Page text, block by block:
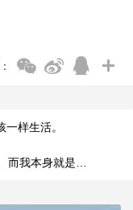
样生活。
而我本身就是…